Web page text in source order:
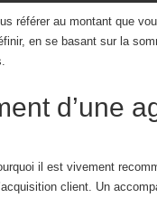
référer au montant que
en se basant sur la
d’une
il est vivement
client. Un